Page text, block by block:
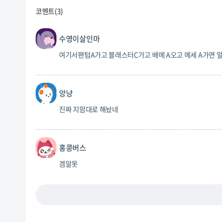
코멘트(3)
수영이살인마
여기서팬텀A가고 블래스터C가고 배메 A오고 메세 A가면
앙냥
진짜 지맘대로 해놨네
홍콩버스
겜알못